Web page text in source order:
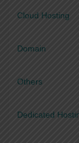
Cloud Hosting
Domain
Others
Dedicated